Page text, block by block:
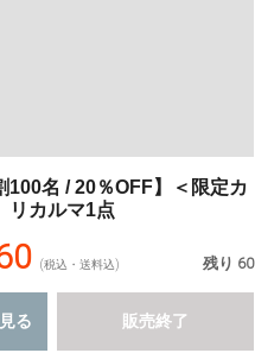
100名 / 20％OFF】＜限定カ
カルマ1点
(税込・送料込) 残り 60
る 販売終了